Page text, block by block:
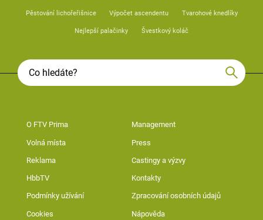
Pěstování lichořeřišnice Výpočet ascendentu Tvarohové knedlíky
Nejlepší palačinky Švestkový koláč
O FTV Prima Management
Volná místa Press
Reklama Castingy a výzvy
HbbTV Kontakty
Podmínky užívání Zpracování osobních údajů
Cookies Nápověda